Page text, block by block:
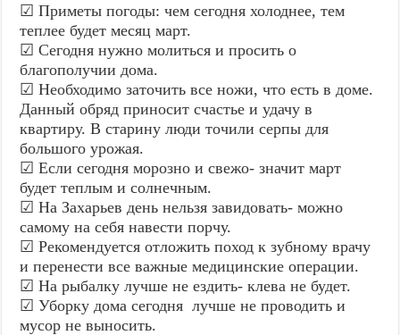
☑ Приметы погоды: чем сегодня холоднее, тем
теплее будет месяц март.
☑ Сегодня нужно молиться и просить о
благополучии дома.
☑ Необходимо заточить все ножи, что есть в доме.
Данный обряд приносит счастье и удачу в
квартиру. В старину люди точили серпы для
большого урожая.
☑ Если сегодня морозно и свежо- значит март
будет теплым и солнечным.
☑ На Захарьев день нельзя завидовать- можно
самому на себя навести порчу.
☑ Рекомендуется отложить поход к зубному врачу
и перенести все важные медицинские операции.
☑ На рыбалку лучше не ездить- клева не будет.
☑ Уборку дома сегодня лучше не проводить и
мусор не выносить.